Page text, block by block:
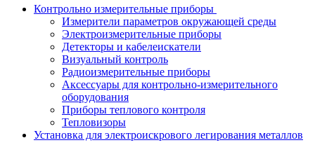
Контрольно измерительные приборы
Измерители параметров окружающей среды
Электроизмерительные приборы
Детекторы и кабелеискатели
Визуальный контроль
Радиоизмерительные приборы
Аксессуары для контрольно-измерительного
оборудования
Приборы теплового контроля
Тепловизоры
Установка для электроискрового легирования металлов